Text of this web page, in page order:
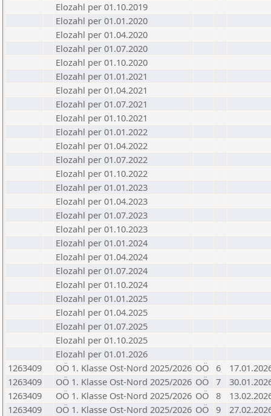
Elozahl per 01.10.2019
Elozahl per 01.01.2020
Elozahl per 01.04.2020
Elozahl per 01.07.2020
Elozahl per 01.10.2020
Elozahl per 01.01.2021
Elozahl per 01.04.2021
Elozahl per 01.07.2021
Elozahl per 01.10.2021
Elozahl per 01.01.2022
Elozahl per 01.04.2022
Elozahl per 01.07.2022
Elozahl per 01.10.2022
Elozahl per 01.01.2023
Elozahl per 01.04.2023
Elozahl per 01.07.2023
Elozahl per 01.10.2023
Elozahl per 01.01.2024
Elozahl per 01.04.2024
Elozahl per 01.07.2024
Elozahl per 01.10.2024
Elozahl per 01.01.2025
Elozahl per 01.04.2025
Elozahl per 01.07.2025
Elozahl per 01.10.2025
Elozahl per 01.01.2026
1263409
OÖ 1. Klasse Ost-Nord 2025/2026 OÖ 6
1263409
OÖ 1. Klasse Ost-Nord 2025/2026 OÖ 7
1263409
OÖ 1. Klasse Ost-Nord 2025/2026 OÖ 8
1263409
OÖ 1. Klasse Ost-Nord 2025/2026 OÖ 9